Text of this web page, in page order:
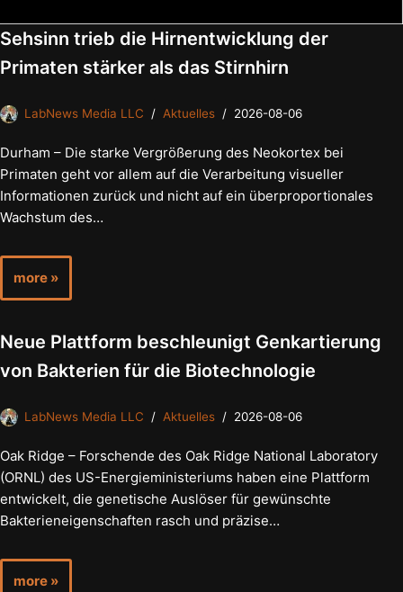
Sehsinn trieb die Hirnentwicklung der
Primaten stärker als das Stirnhirn
LabNews Media LLC Aktuelles 2026-08-06
Durham – Die starke Vergrößerung des Neokortex bei
Primaten geht vor allem auf die Verarbeitung visueller
Informationen zurück und nicht auf ein überproportionales
Wachstum des…
more »
Neue Plattform beschleunigt Genkartierung
von Bakterien für die Biotechnologie
LabNews Media LLC Aktuelles 2026-08-06
Oak Ridge – Forschende des Oak Ridge National Laboratory
(ORNL) des US-Energieministeriums haben eine Plattform
entwickelt, die genetische Auslöser für gewünschte
Bakterieneigenschaften rasch und präzise…
more »